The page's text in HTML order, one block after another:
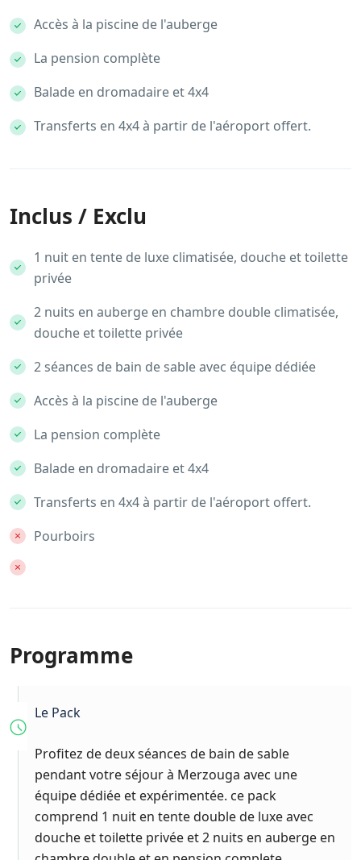
Accès à la piscine de l'auberge
La pension complète
Balade en dromadaire et 4x4
Transferts en 4x4 à partir de l'aéroport offert.
Inclus / Exclu
1 nuit en tente de luxe climatisée, douche et toilette
privée
2 nuits en auberge en chambre double climatisée,
douche et toilette privée
2 séances de bain de sable avec équipe dédiée
Accès à la piscine de l'auberge
La pension complète
Balade en dromadaire et 4x4
Transferts en 4x4 à partir de l'aéroport offert.
Pourboirs
Programme
Le Pack
Profitez de deux séances de bain de sable
pendant votre séjour à Merzouga avec une
équipe dédiée et expérimentée. ce pack
comprend 1 nuit en tente double de luxe avec
douche et toilette privée et 2 nuits en auberge en